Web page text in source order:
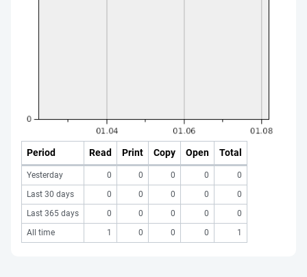
Period Read Print Copy Open Total
Yesterday 0 0 0 0
0
Last 30 days
0 0 0 0
0
Last 365 days
0 0 0 0
0
All time
1 0 0 0 1